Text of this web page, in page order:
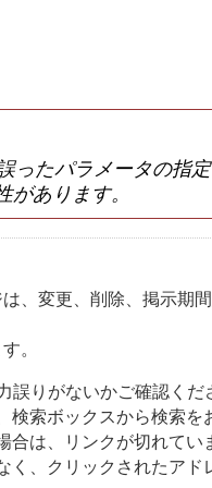
ったパラメータの指
あります。
、変更、削除、掲示期
。
りがないかご確認くだ
検索ボックスから検索を
合は、リンクが切れてい
く、クリックされたアド